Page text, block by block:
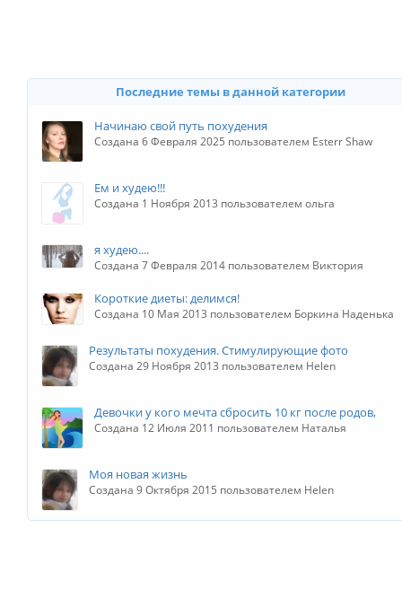
Последние темы в данной категории
Начинаю свой путь похудения
Создана 6 Февраля 2025 пользователем Esterr Shaw
Ем и худею!!!
Создана 1 Ноября 2013 пользователем ольга
я худею....
Создана 7 Февраля 2014 пользователем Виктория
Короткие диеты: делимся!
Создана 10 Мая 2013 пользователем Боркина Наденька
Результаты похудения. Стимулирующие фото
Создана 29 Ноября 2013 пользователем Helen
Девочки у кого мечта сбросить 10 кг после родов,
Создана 12 Июля 2011 пользователем Наталья
Моя новая жизнь
Создана 9 Октября 2015 пользователем Helen